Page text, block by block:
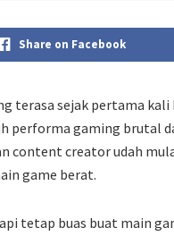
Share on Facebook
terasa sejak pertama
performa gaming brutal
content creator udah
game berat.
tetap buas buat main